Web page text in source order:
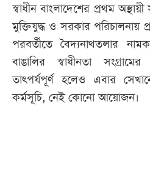
সব
বিভাগ
ছবি
ভিডিও
স্বাধীন বাংলাদেশের প্রথম
মুক্তিযুদ্ধ ও সরকার পরিচালনায়
পরবর্তীতে বৈদ্যনাথতলার
বাঙালির স্বাধীনতা
তাৎপর্যপূর্ণ হলেও এবার
কর্মসূচি, নেই কোনো আয়োজন।